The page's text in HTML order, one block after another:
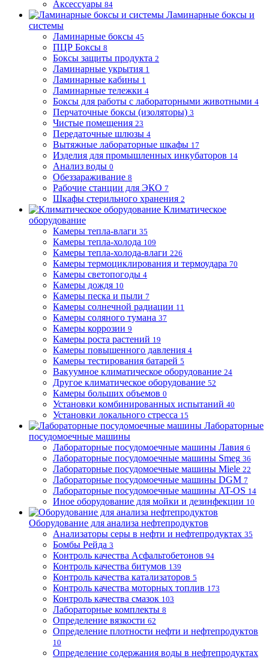
Аксессуары 84
Ламинарные боксы и
системы
Ламинарные боксы 45
ПЦР Боксы 8
Боксы защиты продукта 2
Ламинарные укрытия 1
Ламинарные кабины 1
Ламинарные тележки 4
Боксы для работы с лабораторными животными 4
Перчаточные боксы (изоляторы) 3
Чистые помещения 23
Передаточные шлюзы 4
Вытяжные лабораторные шкафы 17
Изделия для промышленных инкубаторов 14
Анализ воды 0
Обеззараживание 8
Рабочие станции для ЭКО 7
Шкафы стерильного хранения 2
Климатическое
оборудование
Камеры тепла-влаги 35
Камеры тепла-холода 109
Камеры тепла-холода-влаги 226
Камеры термоциклирования и термоудара 70
Камеры светопогоды 4
Камеры дождя 10
Камеры песка и пыли 7
Камеры солнечной радиации 11
Камеры соляного тумана 37
Камеры коррозии 9
Камеры роста растений 19
Камеры повышенного давления 4
Камеры тестирования батарей 5
Вакуумное климатическое оборудование 24
Другое климатическое оборудование 52
Камеры больших объемов 0
Установки комбинированных испытаний 40
Установки локального стресса 15
Лабораторные
посудомоечные машины
Лабораторные посудомоечные машины Лавия 6
Лабораторные посудомоечные машины Smeg 36
Лабораторные посудомоечные машины Miele 22
Лабораторные посудомоечные машины DGM 7
Лабораторные посудомоечные машины AT-OS 14
Иное оборудование для мойки и дезинфекции 10
Оборудование для анализа нефтепродуктов
Анализаторы серы в нефти и нефтепродуктах 35
Бомбы Рейда 3
Контроль качества Асфальтобетонов 94
Контроль качества битумов 139
Контроль качества катализаторов 5
Контроль качества моторных топлив 173
Контроль качества смазок 103
Лабораторные комплекты 8
Определение вязкости 62
Определение плотности нефти и нефтепродуктов
10
Определение содержания воды в нефтепродуктах